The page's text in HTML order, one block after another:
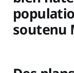
soutenu